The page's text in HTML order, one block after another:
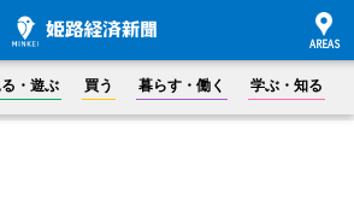
る・遊ぶ 買う 暮らす・働く 学ぶ・知る